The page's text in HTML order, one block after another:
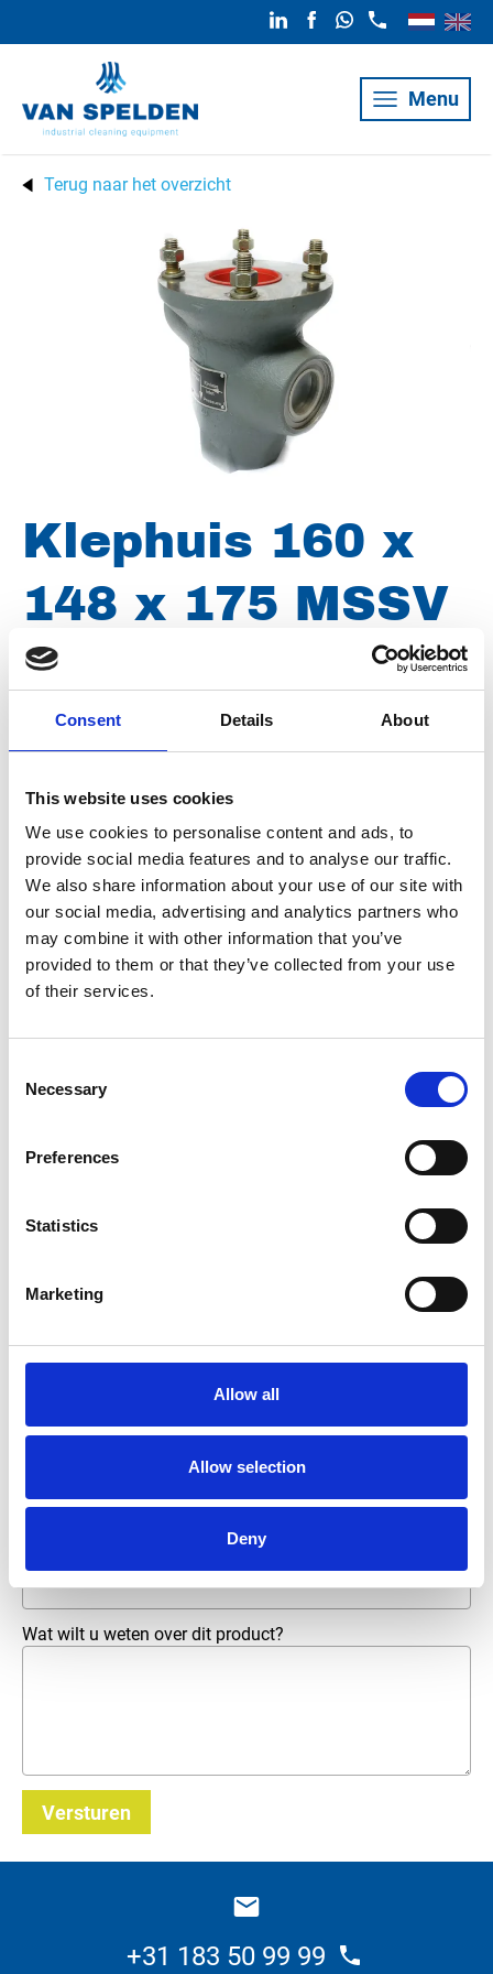
Consent Details About
This website uses cookies
We use cookies to personalise content and ads, to
provide social media features and to analyse our traffic.
We also share information about your use of our site with
our social media, advertising and analytics partners who
may combine it with other information that you’ve
provided to them or that they’ve collected from your use
of their services.
Selection
Necessary
Preferences
Statistics
Marketing
Allow all
Allow selection
Deny
Menu
Terug naar het overzicht
Klephuis 160 x
148 x 175 MSSV
24/250
Merk Uraca
Conditie Nieuw
Artikelnummer 020013002148175
Type MSSV 24, MSSV 250
Groep Onderdelen
Alle vragen en opmerkingen kunt u via onderstaand
formulier aan ons sturen. Wij streven ernaar uw bericht
Wat wilt u weten over dit product?
Versturen
+31 183 50 99 99